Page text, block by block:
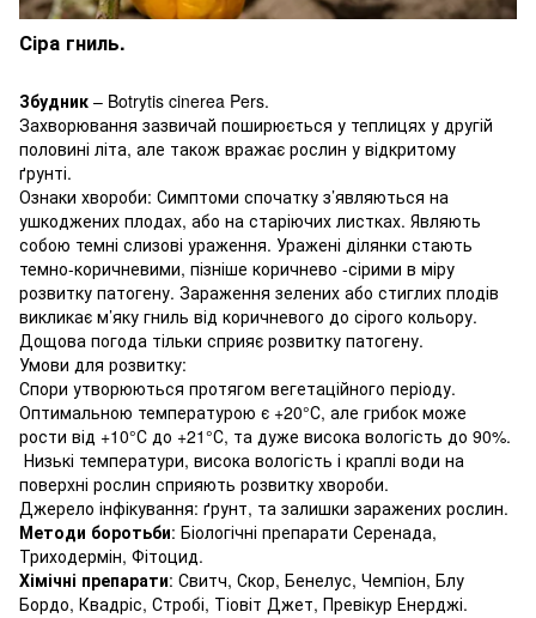
Сіра гниль.
Збудник – Botrytis cinerea Pers.
Захворювання зазвичай поширюється у теплицях у другій
половині літа, але також вражає рослин у відкритому
ґрунті.
Ознаки хвороби: Симптоми спочатку з’являються на
ушкоджених плодах, або на старіючих листках. Являють
собою темні слизові ураження. Уражені ділянки стають
темно-коричневими, пізніше коричнево -сірими в міру
розвитку патогену. Зараження зелених або стиглих плодів
викликає м’яку гниль від коричневого до сірого кольору.
Дощова погода тільки сприяє розвитку патогену.
Умови для розвитку:
Спори утворюються протягом вегетаційного періоду.
Оптимальною температурою є +20°С, але грибок може
рости від +10°С до +21°С, та дуже висока вологість до 90%.
Низькі температури, висока вологість і краплі води на
поверхні рослин сприяють розвитку хвороби.
Джерело інфікування: ґрунт, та залишки заражених рослин.
Методи боротьби: Біологічні препарати Серенада,
Триходермін, Фітоцид.
Хімічні препарати: Свитч, Скор, Бенелус, Чемпіон, Блу
Бордо, Квадріс, Стробі, Тіовіт Джет, Превікур Енерджі.